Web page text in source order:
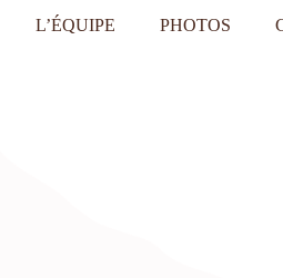
L’ÉQUIPE PHOTOS